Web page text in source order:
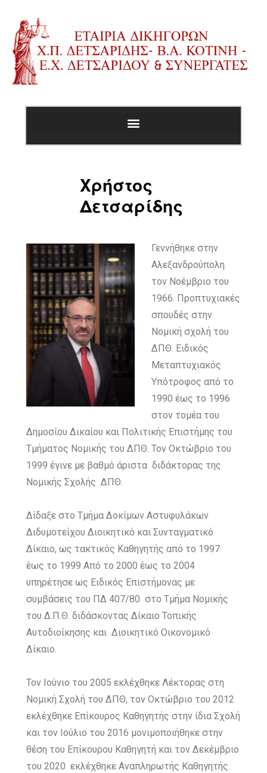
Χρήστος
Δετσαρίδης
Γεννήθηκε στην
Αλεξανδρούπολη
τον Νοέμβριο του
1966. Προπτυχιακές
σπουδές στην
Νομική σχολή του
ΔΠΘ. Ειδικός
Μεταπτυχιακός
Υπότροφος από το
1990 έως το 1996
στον τομέα του
Δημοσίου Δικαίου και Πολιτικής Επιστήμης του
Τμήματος Νομικής του ΔΠΘ. Τον Οκτώβριο του
1999 έγινε με βαθμό άριστα διδάκτορας της
Νομικής Σχολής ΔΠΘ.
Δίδαξε στο Τμήμα Δοκίμων Αστυφυλάκων
Διδυμοτείχου Διοικητικό και Συνταγματικό
Δίκαιο, ως τακτικός Καθηγητής από το 1997
έως το 1999 Από το 2000 έως το 2004
υπηρέτησε ως Ειδικός Επιστήμονας με
συμβάσεις του ΠΔ 407/80 στο Τμήμα Νομικής
του Δ.Π.Θ. διδάσκοντας Δίκαιο Τοπικής
Αυτοδιοίκησης και Διοικητικό Οικονομικό
Δίκαιο.
Τον Ιούνιο του 2005 εκλέχθηκε Λέκτορας στη
Νομική Σχολή του ΔΠΘ, τον Οκτώβριο του 2012
εκλέχθηκε Επίκουρος Καθηγητής στην ίδια Σχολή
και τον Ιούλιο του 2016 μονιμοποιήθηκε στην
θέση του Επίκουρου Καθηγητή και τον Δεκέμβριο
του 2020 εκλέχθηκε Αναπληρωτής Καθηγητής.